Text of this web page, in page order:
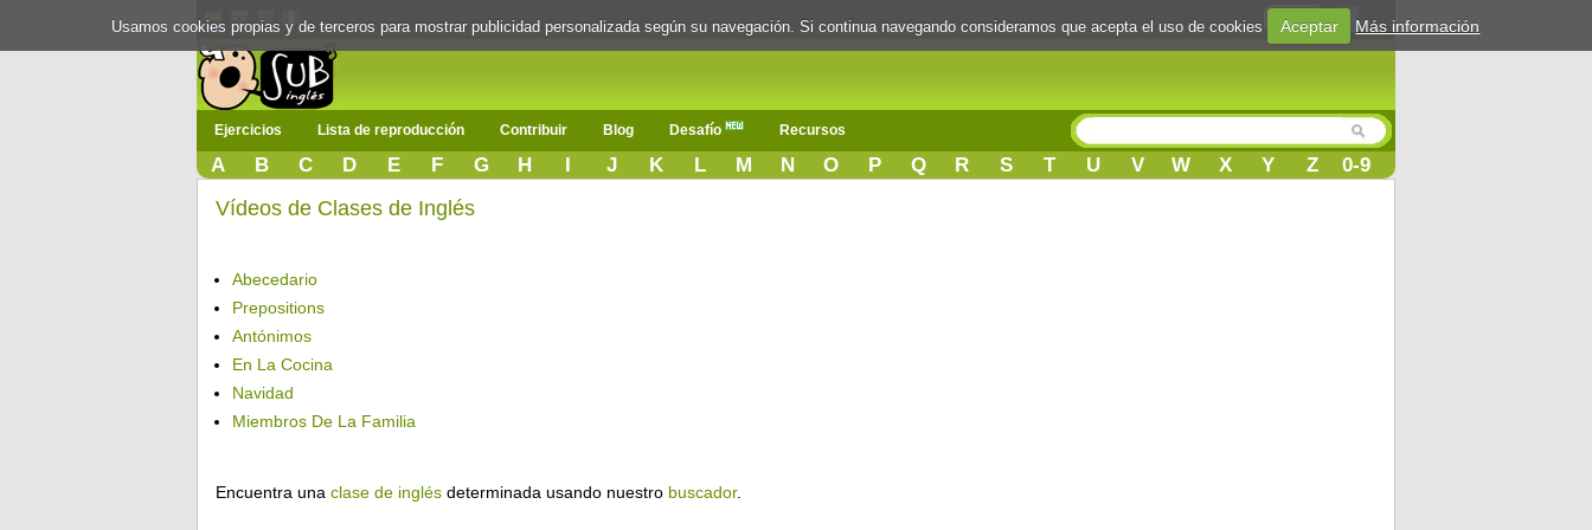
Login
Ejercicios Lista de reproducción Contribuir Blog Desafío Recursos
A B C D E F G H I J K L M N O P Q R S T U V W X Y Z 0-9
Vídeos de Clases de Inglés
Abecedario
Prepositions
Antónimos
En La Cocina
Navidad
Miembros De La Familia
Encuentra una clase de inglés determinada usando nuestro buscador.
Usamos cookies propias y de terceros para mostrar publicidad personalizada según su navegación. Si continua navegando consideramos que acepta el uso de cookies Aceptar Más información